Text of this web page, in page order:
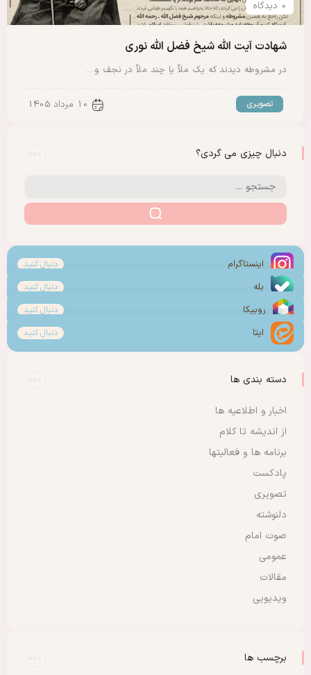
0 دیدگاه
شهادت آیت الله شیخ فضل الله نوری
در مشروطه دیدند که یک ملاّ یا چند ملاّ در نجف و…
تصویری 10 مرداد 1405
دنبال چیزی می گردی؟
اینستاگرام دنبال کنید
بله دنبال کنید
روبیکا دنبال کنید
ایتا دنبال کنید
دسته بندی ها
اخبار و اطلاعیه ها
از اندیشه تا کلام
برنامه ها و فعالیتها
پادکست
تصویری
دلنوشته
صوت امام
عمومی
مقالات
ویدیویی
برچسب ها